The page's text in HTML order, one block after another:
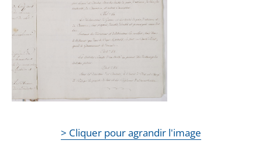
> Cliquer pour agrandir l'image